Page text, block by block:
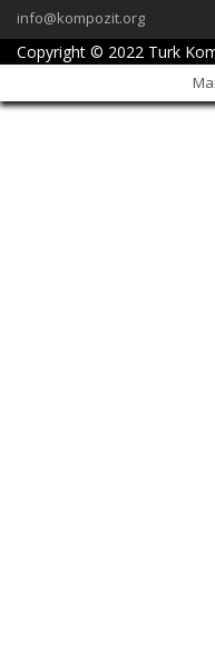
info@kompozit.org
Copyright © 2022 Turk